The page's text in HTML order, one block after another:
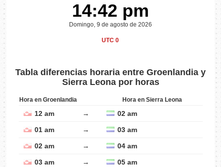
14:42 pm
Domingo, 9 de agosto de 2026
UTC 0
Tabla diferencias horaria entre Groenlandia y
Sierra Leona por horas
Hora en Groenlandia Hora en Sierra Leona
12 am → 02 am
01 am → 03 am
02 am → 04 am
03 am → 05 am